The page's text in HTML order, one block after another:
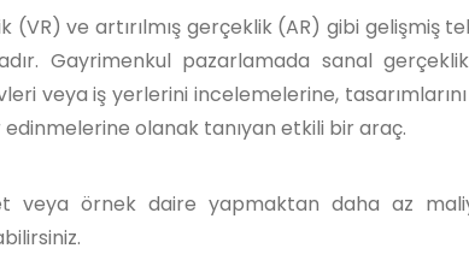
ve artırılmış gerçeklik (AR) gibi gelişmiş
Gayrimenkul pazarlamada sanal
veya iş yerlerini incelemelerine,
olanak tanıyan etkili bir araç.
veya örnek daire yapmaktan daha az